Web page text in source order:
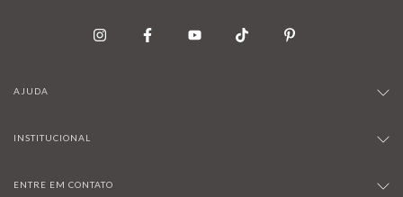
AJUDA
INSTITUCIONAL
ENTRE EM CONTATO